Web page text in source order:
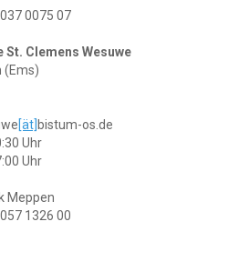
0075 07
St. Clemens Wesuwe
(Ems)
[ät] bistum-os.de
Uhr
Uhr
Meppen
1326 00